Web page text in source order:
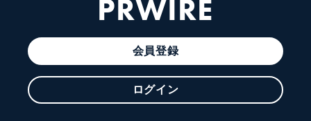
PRWIRE
会員登録
ログイン